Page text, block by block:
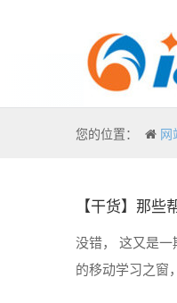
您的位置： 网
【干货】那些
没错， 这又是一
的移动学习之窗